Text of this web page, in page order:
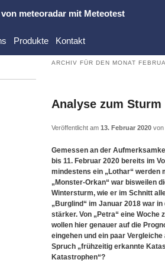
meteoradar mit Meteotest
Produkte Kontakt
ARCHIV FÜR DEN MONAT
Analyse zum Sturm
Veröffentlicht am 13. Februar 2020 von
Gemessen an der
bis 11. Februar 2020 bereits im
mindestens ein „Lothar“ werden
„Monster-Orkan“ war bisweilen
Wintersturm, wie er im Schnitt
„Burglind“ im Januar 2018 war
stärker. Von „Petra“ eine Woche
wollen hier genauer auf die
eingehen und ein paar
Spruch „frühzeitig erkannte
Katastrophen“?